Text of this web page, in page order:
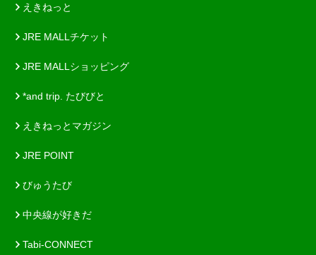
えきねっと
JRE MALLチケット
JRE MALLショッピング
*and trip. たびびと
えきねっとマガジン
JRE POINT
びゅうたび
中央線が好きだ
Tabi-CONNECT